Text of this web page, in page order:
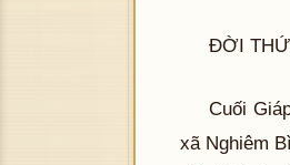
ĐỜI
Cuối
xã Nghiêm